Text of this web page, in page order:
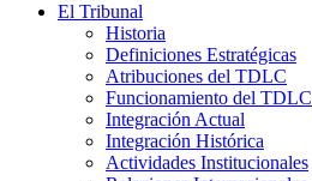
El Tribunal
Historia
Definiciones Estratégicas
Atribuciones del TDLC
Funcionamiento del TDLC
Integración Actual
Integración Histórica
Actividades Institucionales